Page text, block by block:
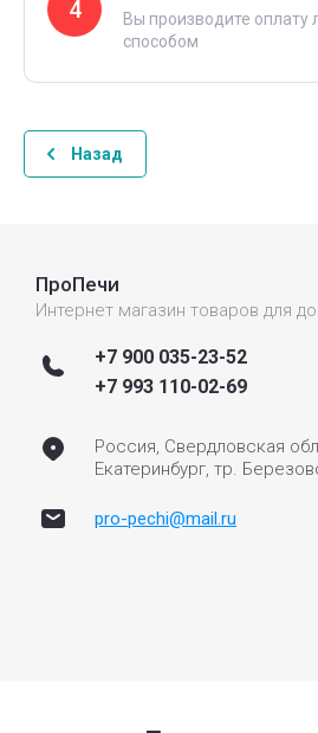
4
Вы производите
способом
Назад
ПроПечи
Интернет магазин товаров для
+7 900 035-23-52
+7 993 110-02-69
Россия, Свердловская
Екатеринбург, тр.
pro-pechi@mail.ru